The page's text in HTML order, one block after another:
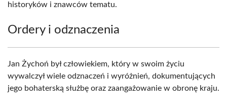
historyków i znawców tematu.
Ordery i odznaczenia
Jan Żychoń był człowiekiem, który w swoim życiu
wywalczył wiele odznaczeń i wyróżnień, dokumentujących
jego bohaterską służbę oraz zaangażowanie w obronę kraju.